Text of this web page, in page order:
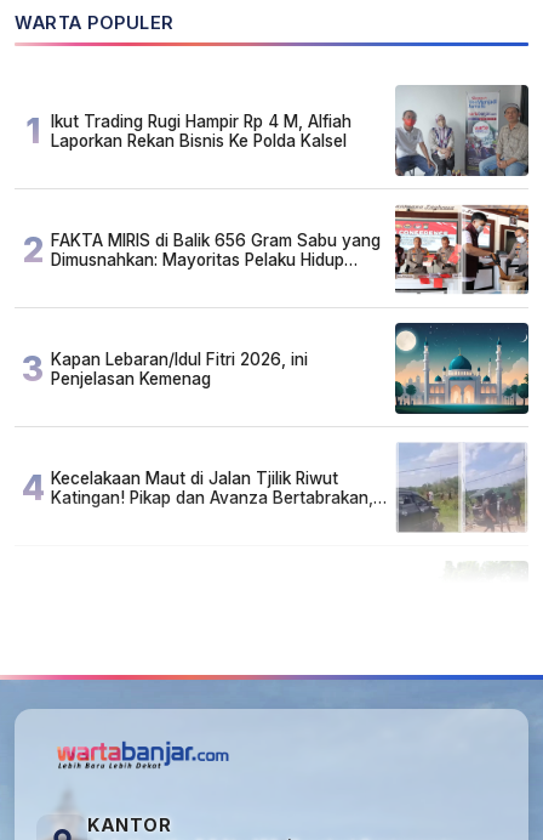
WARTA POPULER
1
Ikut Trading Rugi Hampir Rp 4 M, Alfiah
Laporkan Rekan Bisnis Ke Polda Kalsel
2 FAKTA MIRIS di Balik 656 Gram Sabu yang
Dimusnahkan: Mayoritas Pelaku Hidup
3 Kapan Lebaran/Idul Fitri 2026, ini
Penjelasan Kemenag
4 Kecelakaan Maut di Jalan Tjilik Riwut
Katingan! Pikap dan Avanza Bertabrakan,
KANTOR